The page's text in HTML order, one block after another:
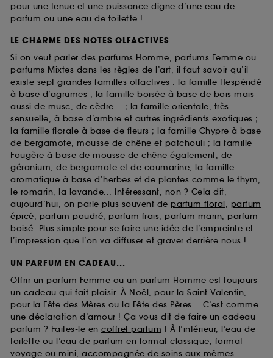
pour une tenue et une puissance digne d’une eau de
parfum ou une eau de toilette !
LE CHARME DES NOTES OLFACTIVES
Si on veut parler des parfums Homme, parfums Femme ou
parfums Mixtes dans les règles de l’art, il faut savoir qu’il
existe sept grandes familles olfactives : la famille Hespéridé
à base d’agrumes ; la famille boisée à base de bois mais
aussi de musc, de cèdre... ; la famille orientale, très
sensuelle, à base d’ambre et autres ingrédients exotiques ;
la famille florale à base de fleurs ; la famille Chypre à base
de bergamote, mousse de chêne et patchouli ; la famille
Fougère à base de mousse de chêne également, de
géranium, de bergamote et de coumarine, la famille
aromatique à base d’herbes et de plantes comme le thym,
le romarin, la lavande... Intéressant, non ? Cela dit,
aujourd’hui, on parle plus souvent de parfum floral, parfum
épicé, parfum poudré, parfum frais, parfum marin, parfum
boisé. Plus simple pour se faire une idée de l’empreinte et
l’impression que l’on va diffuser et graver derrière nous !
UN PARFUM EN CADEAU...
Offrir un parfum Femme ou un parfum Homme est toujours
un cadeau qui fait plaisir. À Noël, pour la Saint-Valentin,
pour la Fête des Mères ou la Fête des Pères... C’est comme
une déclaration d’amour ! Ça vous dit de faire un cadeau
parfum ? Faites-le en coffret parfum ! À l’intérieur, l’eau de
toilette ou l’eau de parfum en format classique, format
voyage ou mini, accompagnée de soins aux mêmes